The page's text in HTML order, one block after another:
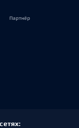
Партнёр